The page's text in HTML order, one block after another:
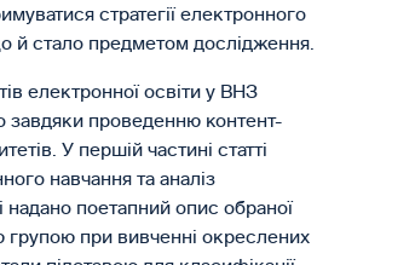
стратегії електронного
й стало предметом дослідження.
електронної освіти у ВНЗ
завдяки проведенню контент-
У першій частині статті
навчання та аналіз
надано поетапний опис обраної
групою при вивченні окреслених